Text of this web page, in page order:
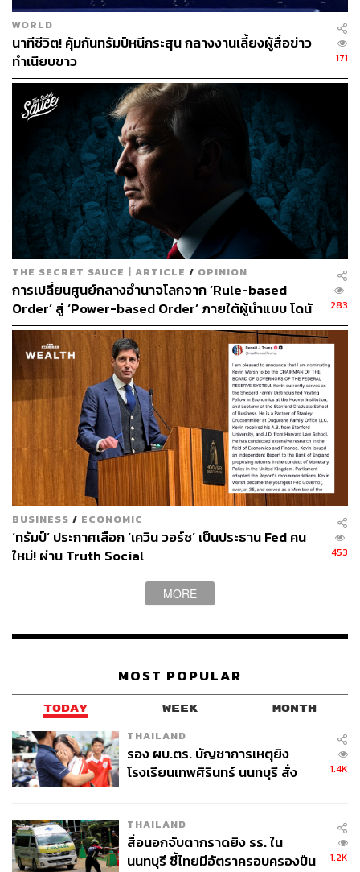
WORLD
นาทีชีวิต! คุ้มกันทรัมป์หนีกระสุน กลางงานเลี้ยงผู้สื่อข่าว
ทำเนียบขาว
171
THE SECRET SAUCE | ARTICLE / OPINION
การเปลี่ยนศูนย์กลางอำนาจโลกจาก ‘Rule-based
Order’ สู่ ‘Power-based Order’ ภายใต้ผู้นำแบบ โดนั
ลด์ ทรัมป์
283
BUSINESS / ECONOMIC
‘ทรัมป์’ ประกาศเลือก ‘เควิน วอร์ช’ เป็นประธาน Fed คน
ใหม่! ผ่าน Truth Social
453
MORE
MOST POPULAR
TODAY WEEK MONTH
THAILAND
รอง ผบ.ตร. บัญชาการเหตุยิง
โรงเรียนเทพศิรินทร์ นนทบุรี สั่ง
1.4K
THAILAND
สื่อนอกจับตากราดยิง รร. ใน
นนทบุรี ชี้ไทยมีอัตราครอบครองปืน
1.2K